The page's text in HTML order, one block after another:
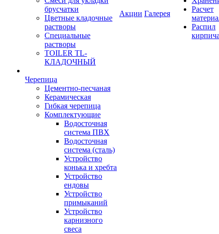
брусчатки
Цветные кладочные
растворы
Специальные
растворы
TOILER TL-
КЛАДОЧНЫЙ
Черепица
Цементно-песчаная
Керамическая
Гибкая черепица
Комплектующие
Водосточная
система ПВХ
Водосточная
система (сталь)
Устройство
конька и хребта
Устройство
ендовы
Устройство
примыканий
Устройство
карнизного
свеса
Акции Галерея
Расчет
Распил